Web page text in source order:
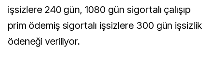
işsizlere 240 gün, 1080 gün sigortalı çalışıp
prim ödemiş sigortalı işsizlere 300 gün işsizlik
ödeneği veriliyor.